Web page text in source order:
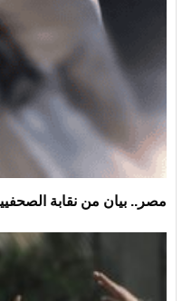
مصر.. بيان من نقابة